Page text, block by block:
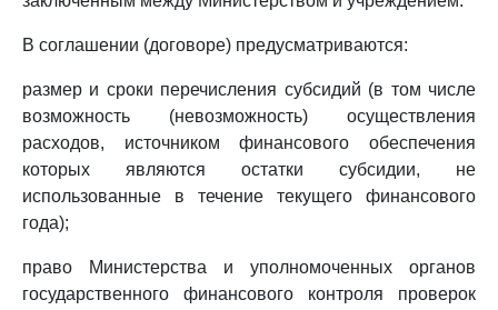
В соглашении (договоре) предусматриваются:
размер и сроки перечисления субсидий (в том числе
возможность (невозможность) осуществления
расходов, источником финансового обеспечения
которых являются остатки субсидии, не
использованные в течение текущего финансового
года);
право Министерства и уполномоченных органов
государственного финансового контроля проверок